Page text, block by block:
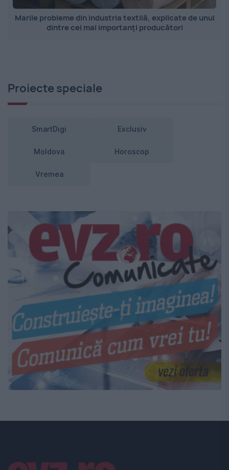
Marile probleme din industria textilă, explicate de unul
dintre cei mai importanți producători
Proiecte speciale
SmartDigi Exclusiv
Moldova Horoscop
Vremea